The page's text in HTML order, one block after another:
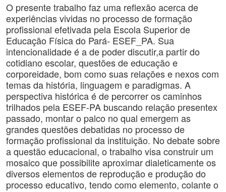
O presente trabalho faz uma reflexão acerca de
experiências vividas no processo de formação
profissional efetivada pela Escola Superior de
Educação Física do Pará- ESEF_PA. Sua
intencionalidade é a de poder discutir,a partir do
cotidiano escolar, questões de educação e
corporeidade, bom como suas relações e nexos com
temas da história, linguagem e paradigmas. A
perspectiva histórica é de percorrer os caminhos
trilhados pela ESEF-PA buscando relação presentex
passado, montar o palco no qual emergem as
grandes questões debatidas no processo de
formação profissional da instituição. No debate sobre
a questão educacional, o trabalho visa construir um
mosaico que possibilite aproximar dialeticamente os
diversos elementos de reprodução e produção do
processo educativo, tendo como elemento, colante o